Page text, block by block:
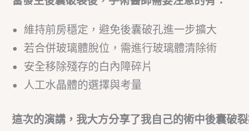
維持前房穩定，避免後囊破孔進一步擴大
若合併玻璃體脫位，需進行玻璃體清除術
安全移除殘存的白內障碎片
人工水晶體的選擇與考量
這次的演講，我大方分享了我自己的術中後囊破裂